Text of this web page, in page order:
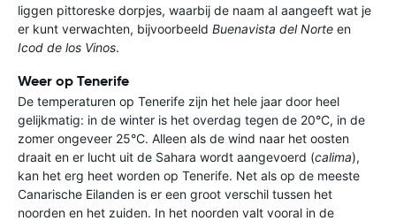
liggen pittoreske dorpjes, waarbij de naam al aangeeft wat je
er kunt verwachten, bijvoorbeeld Buenavista del Norte en
Icod de los Vinos.
Weer op Tenerife
De temperaturen op Tenerife zijn het hele jaar door heel
gelijkmatig: in de winter is het overdag tegen de 20°C, in de
zomer ongeveer 25°C. Alleen als de wind naar het oosten
draait en er lucht uit de Sahara wordt aangevoerd (calima),
kan het erg heet worden op Tenerife. Net als op de meeste
Canarische Eilanden is er een groot verschil tussen het
noorden en het zuiden. In het noorden valt vooral in de